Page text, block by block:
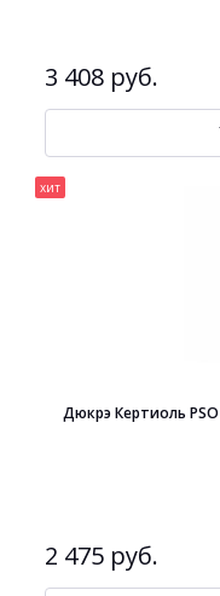
3 408 руб.
хит
Дюкрэ Кертиоль
2 475 руб.